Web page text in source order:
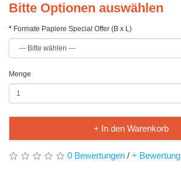
Bitte Optionen auswählen
Formate Papiere Special Offer (B x L)
Menge
+ In den Warenkorb
0 Bewertungen / + Bewertung